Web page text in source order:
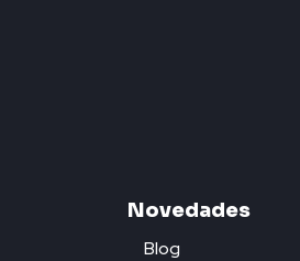
Novedades
Blog